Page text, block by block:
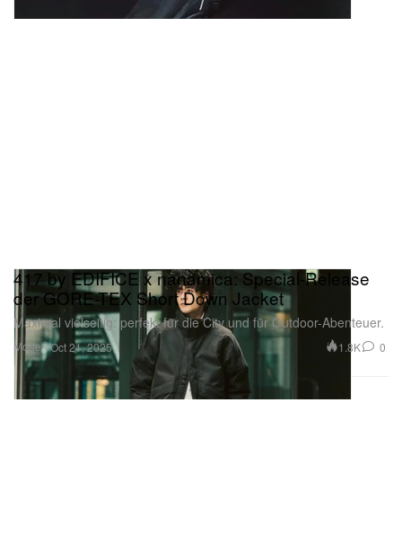
Mode
417 by EDIFICE x nanamica: Special-Release
der GORE-TEX Short Down Jacket
Maximal vielseitig: perfekt für die City und für Outdoor-Abenteuer.
Oct 21, 2025 1.8K 0